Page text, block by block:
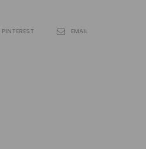
PINTEREST EMAIL